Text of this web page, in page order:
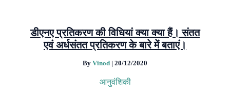
डीएनए प्रतिकरण की विधियां क्या क्या हैं। संतत
एवं अर्धसंतत प्रतिकरण के बारे में बताएं।
By Vinod | 20/12/2020
आनुवंशिकी